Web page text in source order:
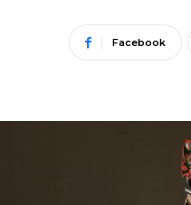
Facebook